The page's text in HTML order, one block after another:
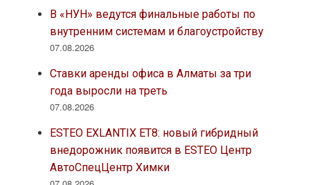
В «НУН» ведутся финальные работы по
внутренним системам и благоустройству
07.08.2026
Ставки аренды офиса в Алматы за три
года выросли на треть
07.08.2026
ESTEO EXLANTIX ET8: новый гибридный
внедорожник появится в ESTEO Центр
АвтоСпецЦентр Химки